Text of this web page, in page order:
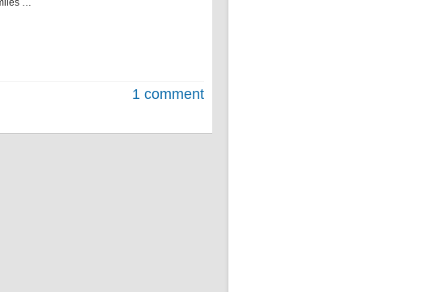
…
1 comment